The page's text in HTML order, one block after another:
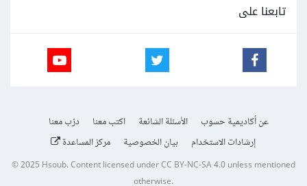
تابعنا على
عن أكاديمية حسوب الأسئلة الشائعة اكتب معنا
درّب معنا
إرشادات الاستخدام
بيان الخصوصية مركز المساعدة
© 2025Hsoub.Content licensed underCC BY-NC-SA 4.0unless mentioned
otherwise.